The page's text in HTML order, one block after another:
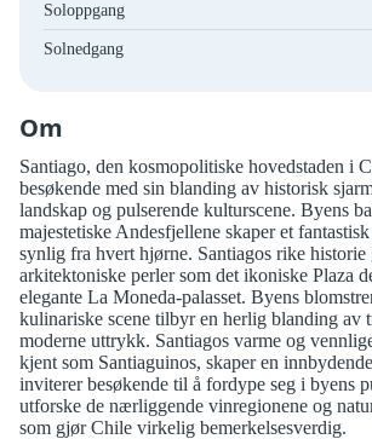
Soloppgang
Solnedgang
Om
Santiago, den kosmopolitiske hovedstaden i
besøkende med sin blanding av historisk
landskap og pulserende kulturscene. Byens
majestetiske Andesfjellene skaper et
synlig fra hvert hjørne. Santiagos rike historie
arkitektoniske perler som det ikoniske Plaza
elegante La Moneda-palasset. Byens
kulinariske scene tilbyr en herlig blanding av
moderne uttrykk. Santiagos varme og
kjent som Santiaguinos, skaper en
inviterer besøkende til å fordype seg i byens
utforske de nærliggende vinregionene og
som gjør Chile virkelig bemerkelsesverdig.